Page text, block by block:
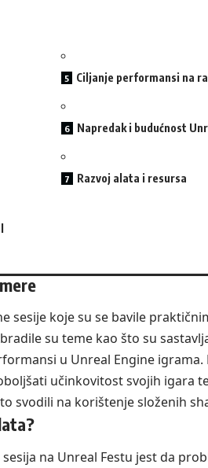
Ciljanje performansi na
Napredak i budućnost
Razvoj alata i resursa
sesije koje su se bavile
su teme kao što su
u Unreal Engine igrama.
učinkovitost svojih igara
svodili na korištenje složenih
na Unreal Festu jest da